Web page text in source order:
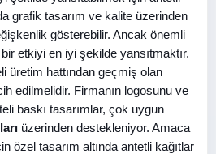
grafik tasarım ve kalite üzerinden
gösterebilir. Ancak önemli
etkiyi en iyi şekilde yansıtmaktır.
üretim hattından geçmiş olan
edilmelidir. Firmanın logosunu ve
baskı tasarımlar, çok uygun
üzerinden destekleniyor. Amaca
özel tasarım altında antetli kağıtlar